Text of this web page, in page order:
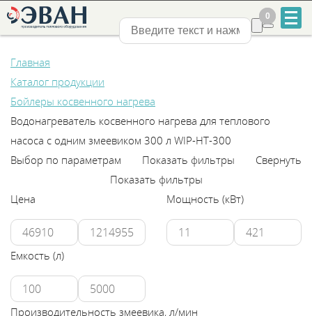
+7
2-
888-
555
Нижний Новгород
0
0
Главная
Каталог продукции
Бойлеры косвенного нагрева
Водонагреватель косвенного нагрева для теплового
насоса с одним змеевиком 300 л WIP-HT-300
Выбор по параметрам
Показать фильтры
Свернуть
Показать фильтры
Цена
Мощность (кВт)
Емкость (л)
Производительность змеевика, л/мин